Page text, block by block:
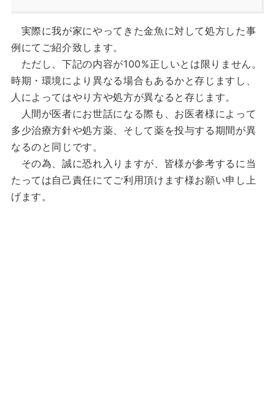
実際に我が家にやってきた金魚に対して処方した事
例にてご紹介致します。
ただし、下記の内容が100%正しいとは限りません。
時期・環境により異なる場合もあるかと存じますし、
人によってはやり方や処方が異なると存じます。
人間が医者にお世話になる際も、お医者様によって
多少治療方針や処方薬、そして薬を投与する期間が異
なるのと同じです。
その為、誠に恐れ入りますが、皆様が参考するに当
たっては自己責任にてご利用頂けます様お願い申し上
げます。